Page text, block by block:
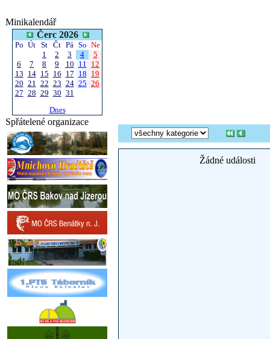
Minikalendář
Čerc 2026
Po Út St Čt Pá So Ne
1
2 3 4
5
6
7 8 9 10 11 12
13 14 15 16 17 18 19
20 21 22 23 24 25 26
27 28 29 30 31
Dnes
Spřátelené organizace
Žádné události